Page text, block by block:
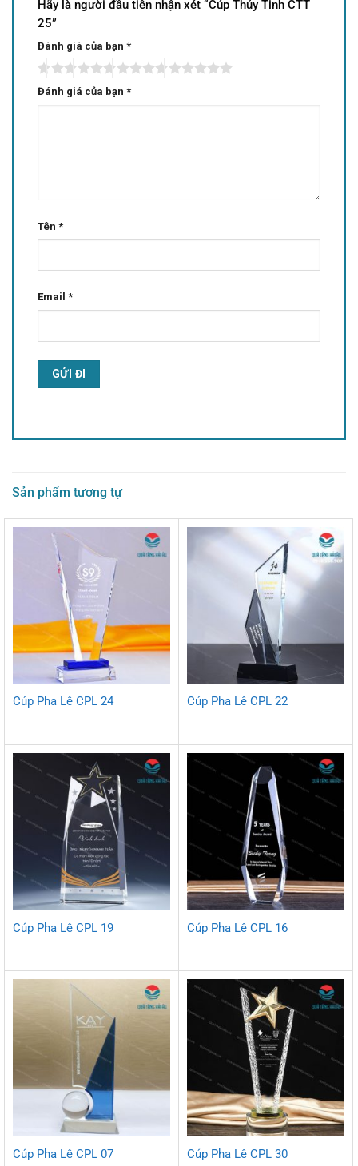
Hãy là người đầu tiên nhận xét “Cúp Thủy Tinh CTT
25”
Đánh giá của bạn *
Đánh giá của bạn *
Tên *
Email *
Sản phẩm tương tự
Cúp Pha Lê CPL 24 Cúp Pha Lê CPL 22
Cúp Pha Lê CPL 19 Cúp Pha Lê CPL 16
Cúp Pha Lê CPL 07 Cúp Pha Lê CPL 30